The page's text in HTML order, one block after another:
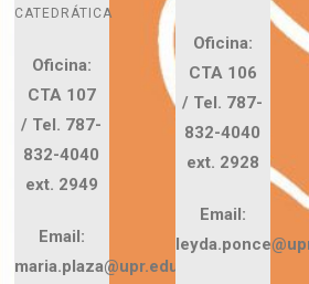
CATEDRÁTICA
Oficina:
CTA 107
/ Tel. 787-
832-4040
ext. 2949
Email:
maria.plaza@upr.edu
Oficina:
CTA 106
/ Tel. 787-
832-4040
ext. 2928
Email: